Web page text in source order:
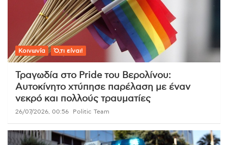
Κοινωνία Ό,τι είναι!
Τραγωδία στο Pride του Βερολίνου:
Αυτοκίνητο χτύπησε παρέλαση με έναν
νεκρό και πολλούς τραυματίες
26/07/2026, 00:56 Politic Team